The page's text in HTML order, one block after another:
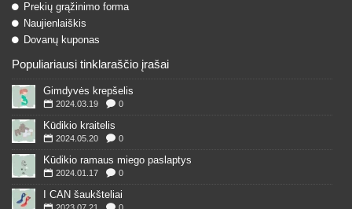
Prekių grąžinimo forma
Naujienlaiškis
Dovanų kuponas
Populiariausi tinklaraščio įrašai
Gimdyvės krepšelis
2024.03.19 0
Kūdikio kraitelis
2024.05.20 0
Kūdikio ramaus miego paslaptys
2024.01.17 0
I CAN šaukšteliai